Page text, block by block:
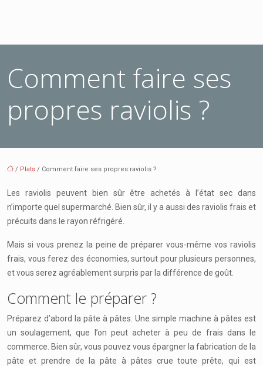
Comment faire ses
propres raviolis ?
/ Plats / Comment faire ses propres raviolis ?
Les raviolis peuvent bien sûr être achetés à l’état sec dans
n’importe quel supermarché. Bien sûr, il y a aussi des raviolis frais et
précuits dans le rayon réfrigéré.
Mais si vous prenez la peine de préparer vous-même vos raviolis
frais, vous ferez des économies, surtout pour plusieurs personnes,
et vous serez agréablement surpris par la différence de goût.
Comment le préparer ?
Préparez d’abord la pâte à pâtes. Une simple machine à pâtes est
un soulagement, que l’on peut acheter à peu de frais dans le
commerce. Bien sûr, vous pouvez vous épargner la fabrication de la
pâte et prendre de la pâte à pâtes crue toute prête, qui est